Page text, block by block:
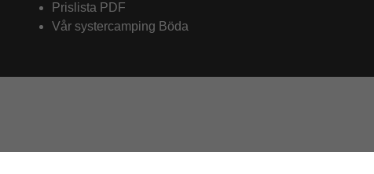
Prislista PDF
Vår systercamping Böda